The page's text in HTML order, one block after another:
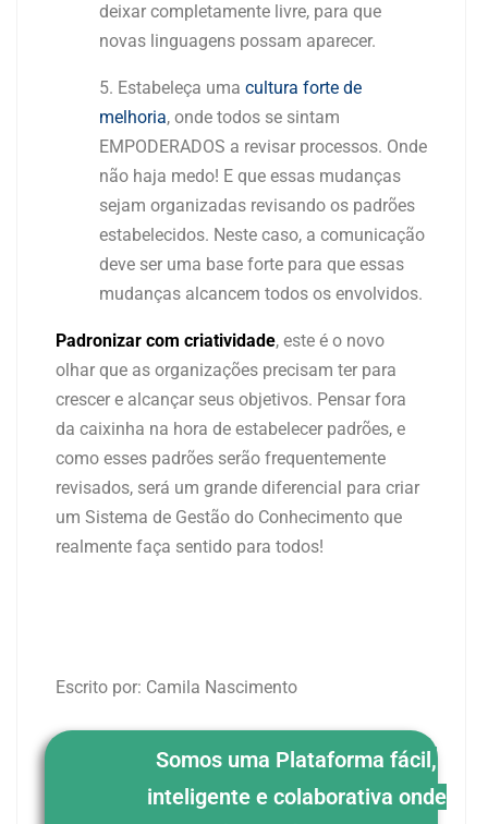
deixar completamente livre, para que
novas linguagens possam aparecer.
Estabeleça uma cultura forte de
melhoria, onde todos se sintam
EMPODERADOS a revisar processos. Onde
não haja medo! E que essas mudanças
sejam organizadas revisando os padrões
estabelecidos. Neste caso, a comunicação
deve ser uma base forte para que essas
mudanças alcancem todos os envolvidos.
Padronizar com criatividade, este é o novo
olhar que as organizações precisam ter para
crescer e alcançar seus objetivos. Pensar fora
da caixinha na hora de estabelecer padrões, e
como esses padrões serão frequentemente
revisados, será um grande diferencial para criar
um Sistema de Gestão do Conhecimento que
realmente faça sentido para todos!
Escrito por: Camila Nascimento
Somos uma Plataforma fácil,
inteligente e colaborativa onde